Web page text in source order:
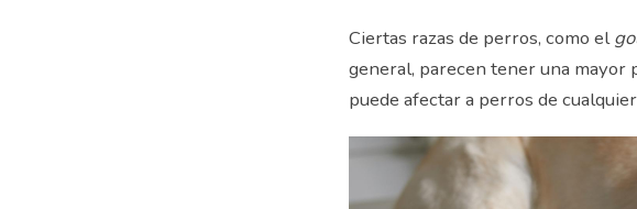
Ciertas razas de perros, como el
general, parecen tener una mayor
puede afectar a perros de